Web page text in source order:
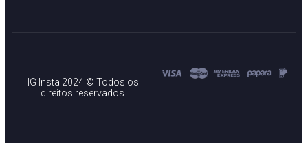
IG Insta 2024 © Todos os
direitos reservados.